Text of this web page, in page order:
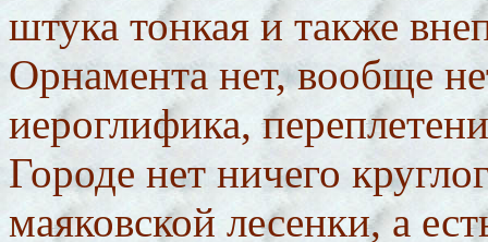
штука тонкая и также
Орнамента нет, вообще
иероглифика,
Городе нет ничего
маяковской лесенки, а